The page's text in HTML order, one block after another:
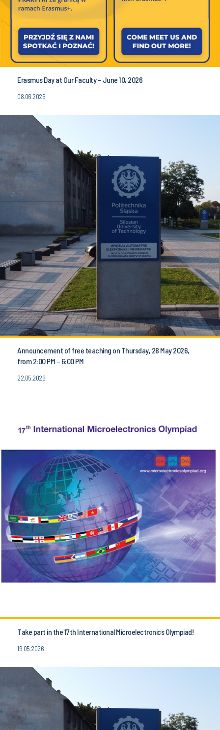
Erasmus Day at Our Faculty – June 10, 2026
08.06.2026
Announcement of free teaching on Thursday, 28 May 2026,
from 2:00 PM – 6:00 PM
22.05.2026
Take part in the 17th International Microelectronics Olympiad!
19.05.2026